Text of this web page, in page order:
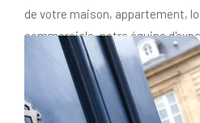
de votre maison, appartement,
commerciale, notre équipe
estimation immobilière fiable et
parfaite connaissance du
Une fois mandatés, nos agents